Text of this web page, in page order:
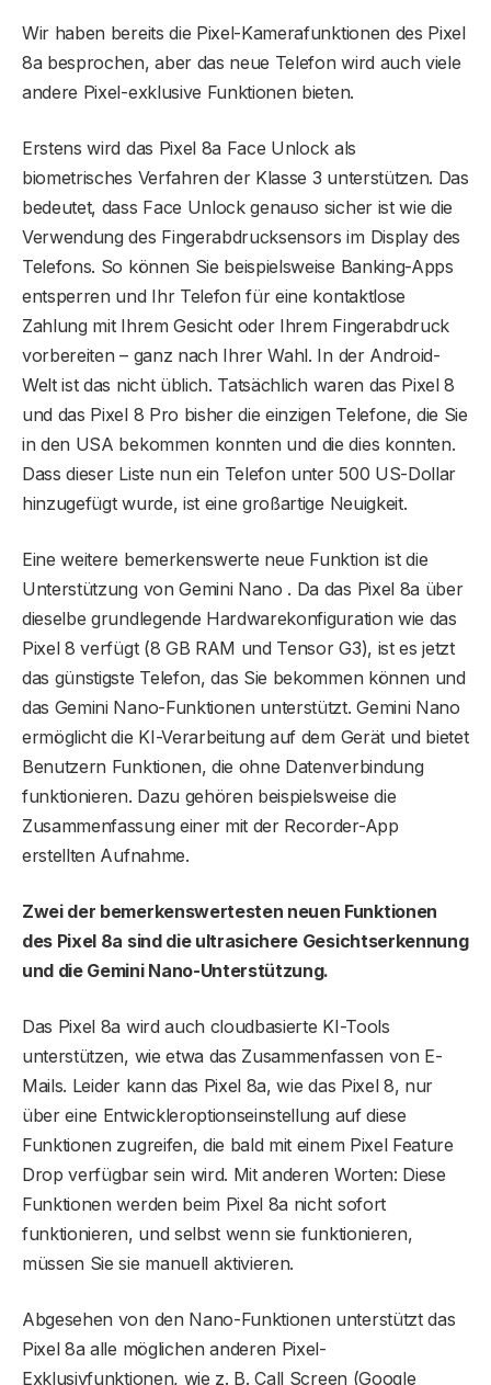
Wir haben bereits die Pixel-Kamerafunktionen des Pixel
8a besprochen, aber das neue Telefon wird auch viele
andere Pixel-exklusive Funktionen bieten.
Erstens wird das Pixel 8a Face Unlock als
biometrisches Verfahren der Klasse 3 unterstützen. Das
bedeutet, dass Face Unlock genauso sicher ist wie die
Verwendung des Fingerabdrucksensors im Display des
Telefons. So können Sie beispielsweise Banking-Apps
entsperren und Ihr Telefon für eine kontaktlose
Zahlung mit Ihrem Gesicht oder Ihrem Fingerabdruck
vorbereiten – ganz nach Ihrer Wahl. In der Android-
Welt ist das nicht üblich. Tatsächlich waren das Pixel 8
und das Pixel 8 Pro bisher die einzigen Telefone, die Sie
in den USA bekommen konnten und die dies konnten.
Dass dieser Liste nun ein Telefon unter 500 US-Dollar
hinzugefügt wurde, ist eine großartige Neuigkeit.
Eine weitere bemerkenswerte neue Funktion ist die
Unterstützung von Gemini Nano . Da das Pixel 8a über
dieselbe grundlegende Hardwarekonfiguration wie das
Pixel 8 verfügt (8 GB RAM und Tensor G3), ist es jetzt
das günstigste Telefon, das Sie bekommen können und
das Gemini Nano-Funktionen unterstützt. Gemini Nano
ermöglicht die KI-Verarbeitung auf dem Gerät und bietet
Benutzern Funktionen, die ohne Datenverbindung
funktionieren. Dazu gehören beispielsweise die
Zusammenfassung einer mit der Recorder-App
erstellten Aufnahme.
Zwei der bemerkenswertesten neuen Funktionen
des Pixel 8a sind die ultrasichere Gesichtserkennung
und die Gemini Nano-Unterstützung.
Das Pixel 8a wird auch cloudbasierte KI-Tools
unterstützen, wie etwa das Zusammenfassen von E-
Mails. Leider kann das Pixel 8a, wie das Pixel 8, nur
über eine Entwickleroptionseinstellung auf diese
Funktionen zugreifen, die bald mit einem Pixel Feature
Drop verfügbar sein wird. Mit anderen Worten: Diese
Funktionen werden beim Pixel 8a nicht sofort
funktionieren, und selbst wenn sie funktionieren,
müssen Sie sie manuell aktivieren.
Abgesehen von den Nano-Funktionen unterstützt das
Pixel 8a alle möglichen anderen Pixel-
Exklusivfunktionen, wie z. B. Call Screen (Google